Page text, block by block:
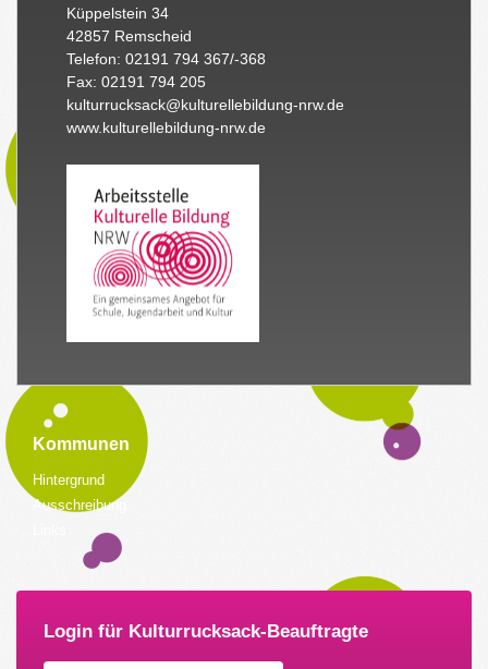
Küppelstein 34
42857 Remscheid
Telefon: 02191 794 367/-368
Fax: 02191 794 205
kulturrucksack@kulturellebildung-nrw.de
www.kulturellebildung-nrw.de
Kommunen
Hintergrund
Ausschreibung